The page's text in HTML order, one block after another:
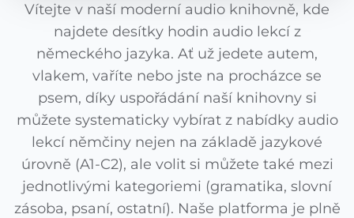
Vítejte v naší moderní audio knihovně, kde
najdete desítky hodin audio lekcí z
německého jazyka. Ať už jedete autem,
vlakem, vaříte nebo jste na procházce se
psem, díky uspořádání naší knihovny si
můžete systematicky vybírat z nabídky audio
lekcí němčiny nejen na základě jazykové
úrovně (A1-C2), ale volit si můžete také mezi
jednotlivými kategoriemi (gramatika, slovní
zásoba, psaní, ostatní). Naše platforma je plně